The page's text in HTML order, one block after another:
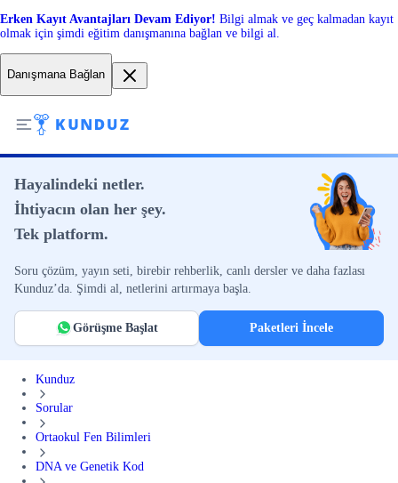
Erken Kayıt Avantajları Devam Ediyor! Bilgi almak ve geç kalmadan kayıt
olmak için şimdi eğitim danışmanına bağlan ve bilgi al.
Danışmana Bağlan
Hayalindeki netler.
İhtiyacın olan her şey.
Tek platform.
Soru çözüm, yayın seti, birebir rehberlik, canlı dersler ve daha fazlası
Kunduz’da. Şimdi al, netlerini artırmaya başla.
Görüşme Başlat Paketleri İncele
Kunduz
Sorular
Ortaokul Fen Bilimleri
DNA ve Genetik Kod